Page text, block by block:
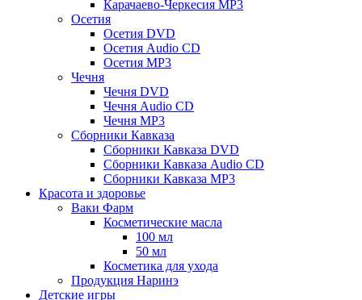
Карачаево-Черкесия MP3
Осетия
Осетия DVD
Осетия Audio CD
Осетия MP3
Чечня
Чечня DVD
Чечня Audio CD
Чечня MP3
Сборники Кавказа
Сборники Кавказа DVD
Сборники Кавказа Audio CD
Сборники Кавказа MP3
Красота и здоровье
Ваки Фарм
Косметические масла
100 мл
50 мл
Косметика для ухода
Продукция Наринэ
Детские игры